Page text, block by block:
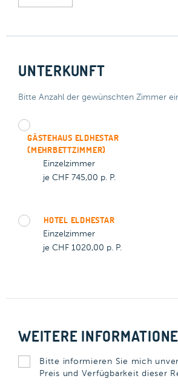
UNTERKUNFT
Bitte Anzahl der gewünschten Zimmer
GÄSTEHAUS ELDHESTAR
(MEHRBETTZIMMER)
Einzelzimmer
je CHF 745,00 p. P.
HOTEL ELDHESTAR
Einzelzimmer
je CHF 1020,00 p. P.
WEITERE
Bitte informieren Sie mich
Preis und Verfügbarkeit dieser